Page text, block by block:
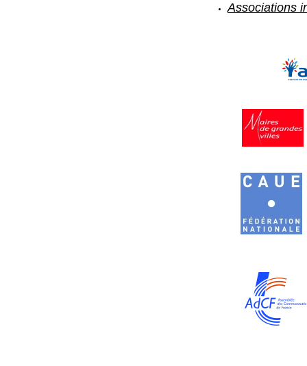
Associations